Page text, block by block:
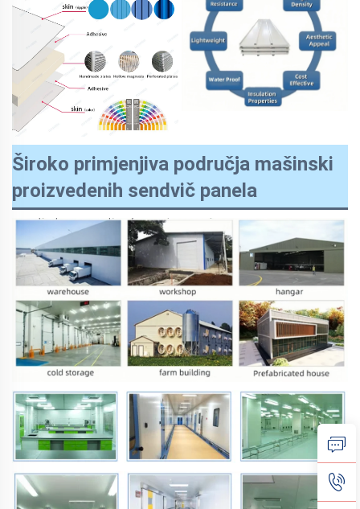
Široko primjenjiva područja mašinski
proizvedenih sendvič panela